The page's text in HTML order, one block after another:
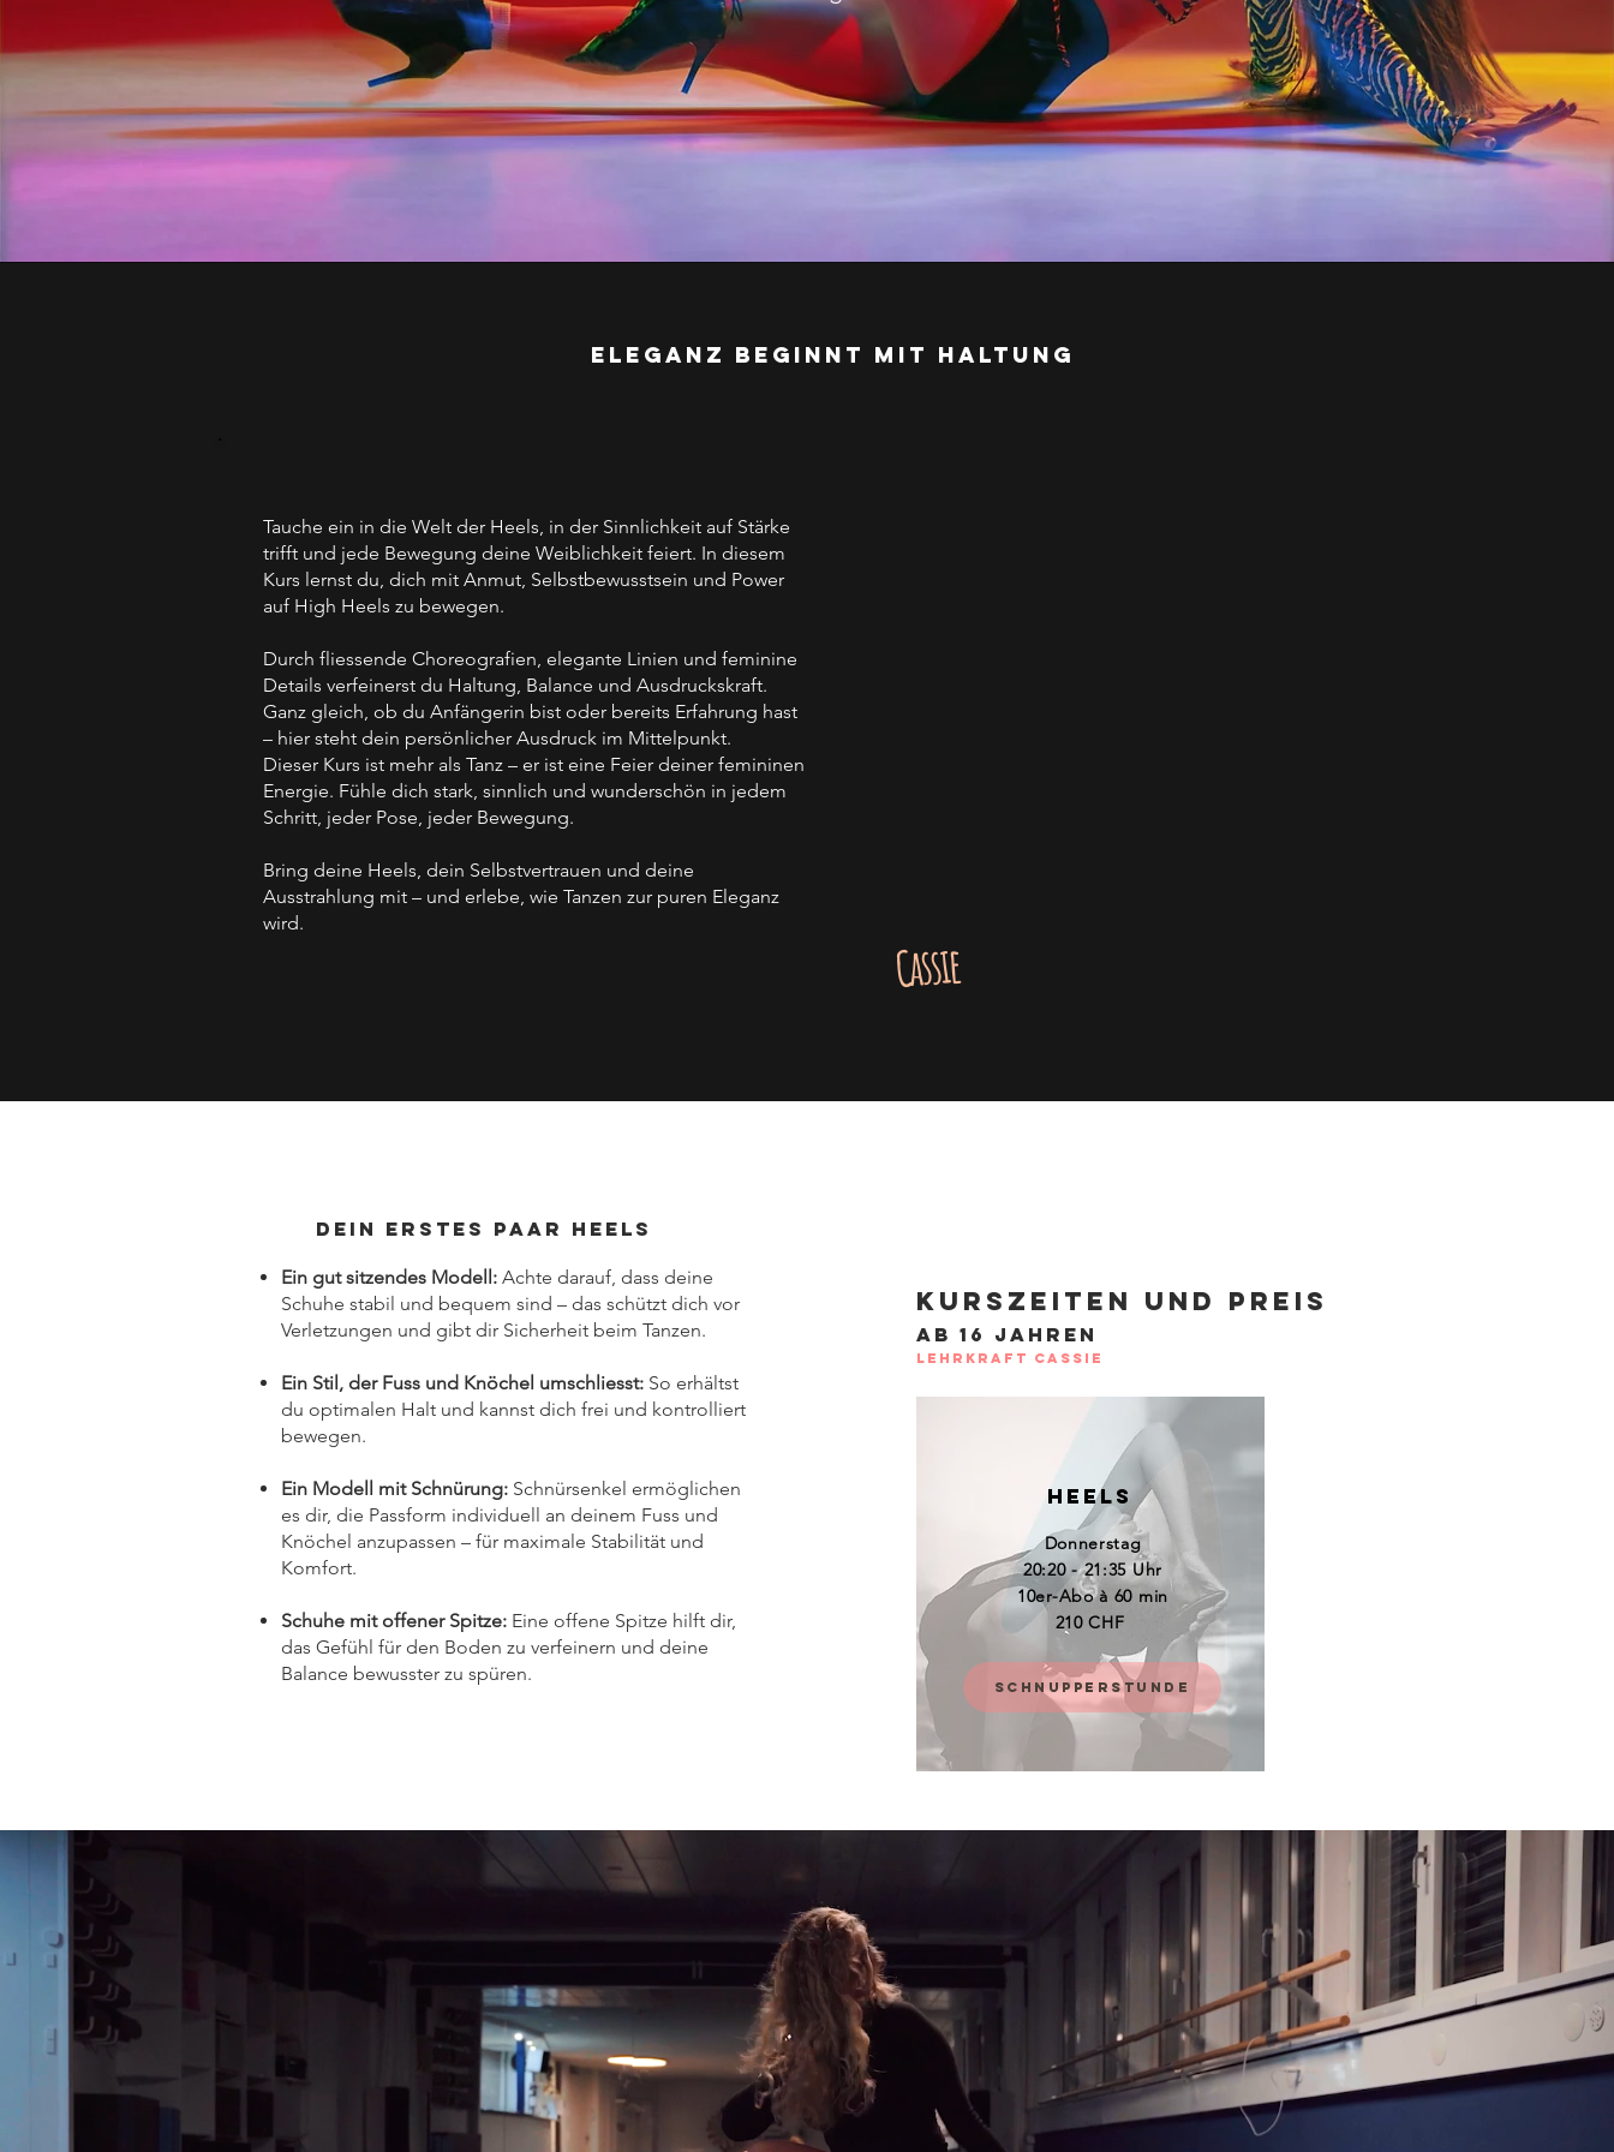
Eleganz beginnt mit Haltung
Tauche ein in die Welt der Heels, in der Sinnlichkeit auf Stärke
trifft und jede Bewegung deine Weiblichkeit feiert. In diesem
Kurs lernst du, dich mit Anmut, Selbstbewusstsein und Power
auf High Heels zu bewegen.
Durch fliessende Choreografien, elegante Linien und feminine
Details verfeinerst du Haltung, Balance und Ausdruckskraft.
Ganz gleich, ob du Anfängerin bist oder bereits Erfahrung hast
– hier steht dein persönlicher Ausdruck im Mittelpunkt.
Dieser Kurs ist mehr als Tanz – er ist eine Feier deiner femininen
Energie. Fühle dich stark, sinnlich und wunderschön in jedem
Schritt, jeder Pose, jeder Bewegung.
Bring deine Heels, dein Selbstvertrauen und deine
Ausstrahlung mit – und erlebe, wie Tanzen zur puren Eleganz
wird.
Cassie
Dein erstes Paar Heels ​
Ein gut sitzendes Modell: Achte darauf, dass deine
Schuhe stabil und bequem sind – das schützt dich vor
Verletzungen und gibt dir Sicherheit beim Tanzen.
Ein Stil, der Fuss und Knöchel umschliesst: So erhältst
du optimalen Halt und kannst dich frei und kontrolliert
bewegen.
Ein Modell mit Schnürung: Schnürsenkel ermöglichen
es dir, die Passform individuell an deinem Fuss und
Knöchel anzupassen – für maximale Stabilität und
Komfort.
Schuhe mit offener Spitze: Eine offene Spitze hilft dir,
das Gefühl für den Boden zu verfeinern und deine
Balance bewusster zu spüren.
Kurszeiten und preis
ab 16 jahren
Lehrkraft Cassie
HEELS
Donnerstag
20:20 - 21:35 Uhr
10er-Abo à 60 min
210 CHF
SCHNUPPERSTUNDE